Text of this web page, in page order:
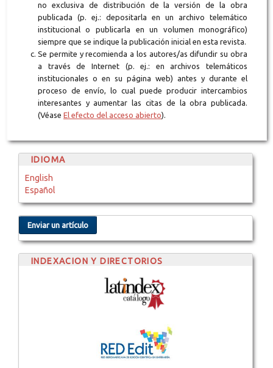
no exclusiva de distribución de la versión de la obra
publicada (p. ej.: depositarla en un archivo telemático
institucional o publicarla en un volumen monográfico)
siempre que se indique la publicación inicial en esta revista.
Se permite y recomienda a los autores/as difundir su obra
a través de Internet (p. ej.: en archivos telemáticos
institucionales o en su página web) antes y durante el
proceso de envío, lo cual puede producir intercambios
interesantes y aumentar las citas de la obra publicada.
(Véase El efecto del acceso abierto).
IDIOMA
English
Español
Enviar un artículo
INDEXACION Y DIRECTORIOS